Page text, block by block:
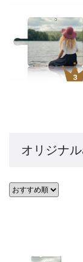
オリジナ